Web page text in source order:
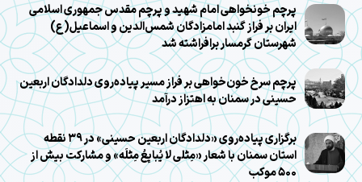
پرچم خونخواهی امام شهید و پرچم مقدس جمهوری اسلامی
ایران بر فراز گنبد امامزادگان شمس‌الدین و اسماعیل(ع)
شهرستان گرمسار برافراشته شد
پرچم سرخ خون‌خواهی بر فراز مسیر پیاده‌روی دلدادگان اربعین
حسینی در سمنان به اهتزاز درآمد
برگزاری پیاده‌روی «دلدادگان اربعین حسینی» در ۳۹ نقطه
استان سمنان با شعار «مِثلی لا یُبایِعُ مِثلَه» و مشارکت بیش از
۵۰۰ موکب